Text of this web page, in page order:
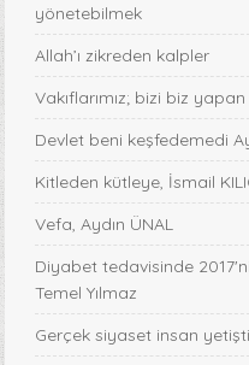
yönetebilmek
Allah’ı zikreden kalpler
Vakıflarımız; bizi biz
Devlet beni keşfedemedi
Kitleden kütleye, İsmail
Vefa, Aydın ÜNAL
Diyabet tedavisinde
Temel Yılmaz
Gerçek siyaset insan